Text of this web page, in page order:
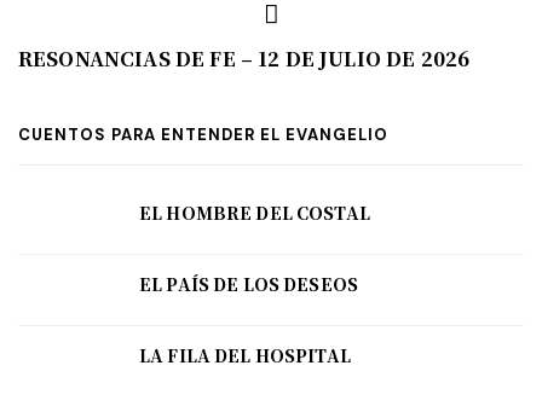
RESONANCIAS DE FE – 12 DE JULIO DE 2026
CUENTOS PARA ENTENDER EL EVANGELIO
EL HOMBRE DEL COSTAL
EL PAÍS DE LOS DESEOS
LA FILA DEL HOSPITAL